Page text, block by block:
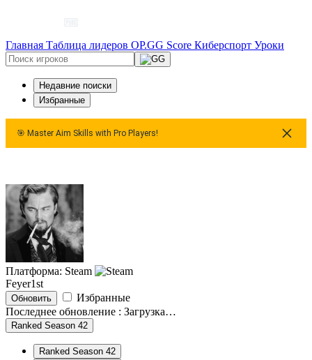
Главная Таблица лидеров OP.GG Score Киберспорт Уроки
Недавние поиски
Избранные
🎯 Master Aim Skills with Pro Players!
Платформа: Steam
Feyer1st
Обновить
Избранные
Последнее обновление : Загрузка…
Ranked Season 42
Ranked Season 42